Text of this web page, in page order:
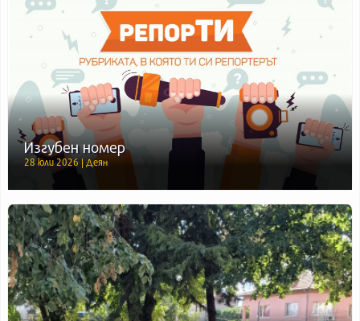
Изгубен номер
28 юли 2026 | Деян